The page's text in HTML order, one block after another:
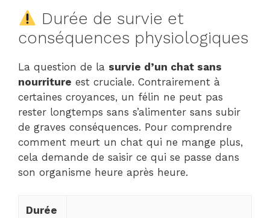
Durée de survie et
conséquences physiologiques
La question de la survie d’un chat sans
nourriture est cruciale. Contrairement à
certaines croyances, un félin ne peut pas
rester longtemps sans s’alimenter sans subir
de graves conséquences. Pour comprendre
comment meurt un chat qui ne mange plus,
cela demande de saisir ce qui se passe dans
son organisme heure après heure.
Durée